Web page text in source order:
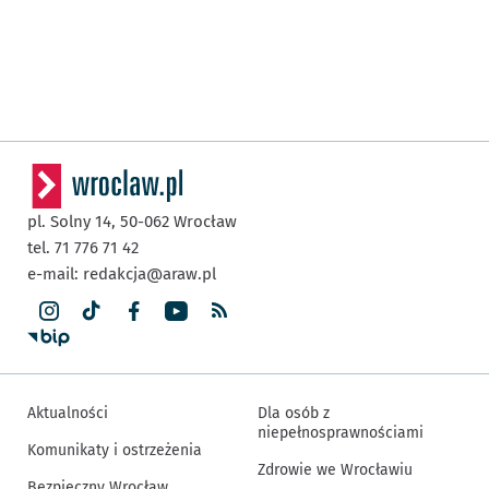
pl. Solny 14, 50-062 Wrocław
tel. 71 776 71 42
e-mail: redakcja@araw.pl
Aktualności
Komunikaty i ostrzeżenia
Dla osób z
niepełnosprawnościami
Zdrowie we Wrocławiu